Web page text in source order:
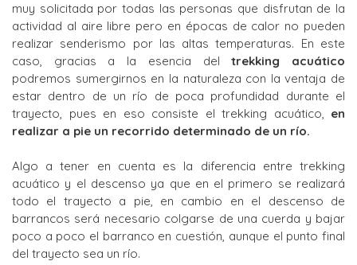
muy solicitada por todas las personas que disfrutan de la
actividad al aire libre pero en épocas de calor no pueden
realizar senderismo por las altas temperaturas. En este
caso, gracias a la esencia deltrekking acuático
podremos sumergirnos en la naturaleza con la ventaja de
estar dentro de un río de poca profundidad durante el
trayecto, pues en eso consiste el trekking acuático, en
realizar a pie un recorrido determinado de un río.
Algo a tener en cuenta es la diferencia entre trekking
acuático y el descenso ya que en el primero se realizará
todo el trayecto a pie, en cambio en el descenso de
barrancos será necesario colgarse de una cuerda y bajar
poco a poco el barranco en cuestión, aunque el punto final
del trayecto sea un río.